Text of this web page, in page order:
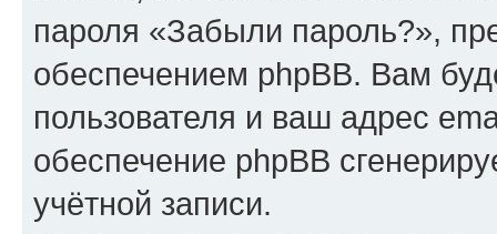
пароля «Забыли пароль?»,
обеспечением phpBB. Вам
пользователя и ваш адрес
обеспечение phpBB
учётной записи.